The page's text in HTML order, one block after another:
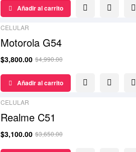
Añadir al carrito
CELULAR
Motorola G54
$4,990.00
$3,800.00
Añadir al carrito
CELULAR
Realme C51
$3,650.00
$3,100.00